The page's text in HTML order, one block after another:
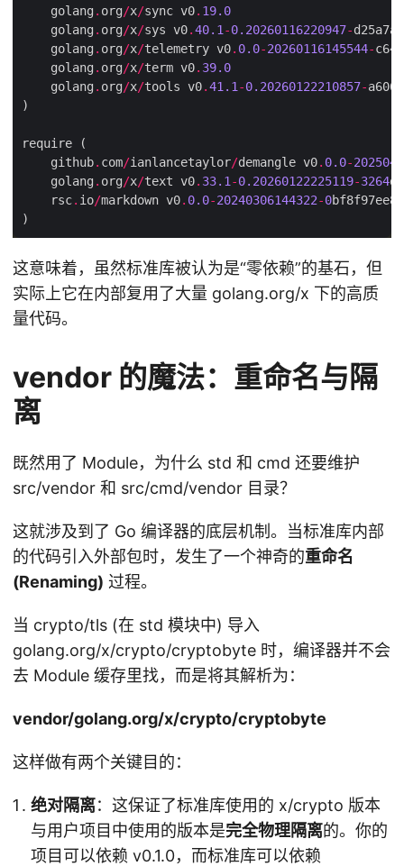
    golang
. org/x/sync v0. 19.0
    golang
. org/x/sys v0.40.1 -0.20260116220947-
    golang
. org/x/telemetry v0. 0.0-20260116145544-
    golang
. org/x/term v0. 39.0
    golang
. org/x/tools v0.41.1 -0.20260122210857-
    github
. com/ianlancetaylor/demangle v0. 0.0-
    golang
. org/x/text v0. 33.1 -0.20260122225119-3264
    rsc
. io/markdown v0. 0.0-20240306144322-0
这意味着，虽然标准库被认为是“零依赖”的基石，但
实际上它在内部复用了大量 golang.org/x 下的高质
量代码。
vendor 的魔法：重命名与隔
离
既然用了 Module，为什么 std 和 cmd 还要维护
src/vendor 和 src/cmd/vendor 目录？
这就涉及到了 Go 编译器的底层机制。当标准库内部
的代码引入外部包时，发生了一个神奇的重命名
(Renaming) 过程。
当 crypto/tls (在 std 模块中) 导入
golang.org/x/crypto/cryptobyte 时，编译器并不会
去 Module 缓存里找，而是将其解析为：
vendor/golang.org/x/crypto/cryptobyte
这样做有两个关键目的：
绝对隔离：这保证了标准库使用的 x/crypto 版本
与用户项目中使用的版本是完全物理隔离的。你的
项目可以依赖 v0.1.0，而标准库可以依赖